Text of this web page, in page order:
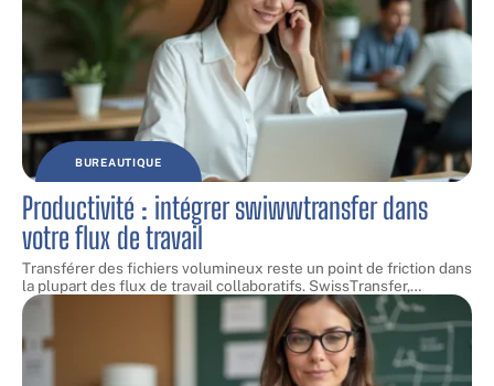
BUREAUTIQUE
Productivité : intégrer swiwwtransfer dans
votre flux de travail
Transférer des fichiers volumineux reste un point de friction dans
la plupart des flux de travail collaboratifs. SwissTransfer,…